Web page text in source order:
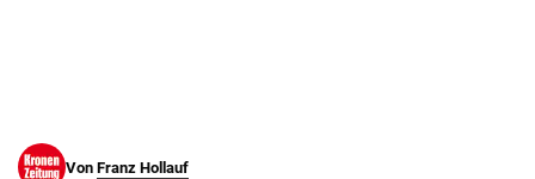
Von Franz Hollauf